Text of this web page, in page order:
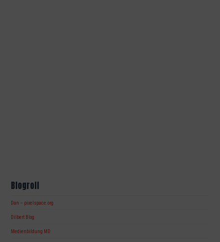
Blogroll
Dan – pixelspace.org
Dilbert Blog
Medienbildung MD